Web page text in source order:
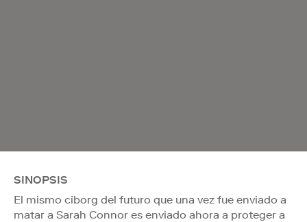
SINOPSIS
El mismo cíborg del futuro que una vez fue enviado a
matar a Sarah Connor es enviado ahora a proteger a